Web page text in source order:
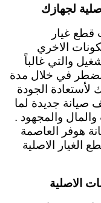
لجهازك
غيار
الاخري
والتي غالباً
في خلال مدة
لأستعادة الجودة
صيانة جديدة لما
والمجهود .
هوفر العاصمة
الغيار الاصلية
الاصلية